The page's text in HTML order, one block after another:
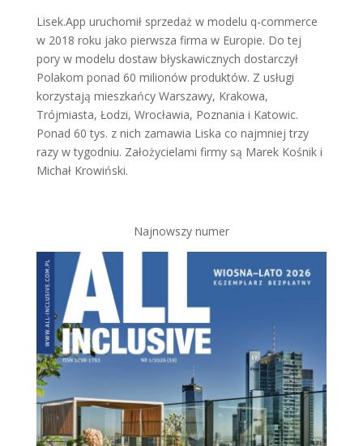
Lisek.App uruchomił sprzedaż w modelu q-commerce
w 2018 roku jako pierwsza firma w Europie. Do tej
pory w modelu dostaw błyskawicznych dostarczył
Polakom ponad 60 milionów produktów. Z usługi
korzystają mieszkańcy Warszawy, Krakowa,
Trójmiasta, Łodzi, Wrocławia, Poznania i Katowic.
Ponad 60 tys. z nich zamawia Liska co najmniej trzy
razy w tygodniu. Założycielami firmy są Marek Kośnik i
Michał Krowiński.
Najnowszy numer